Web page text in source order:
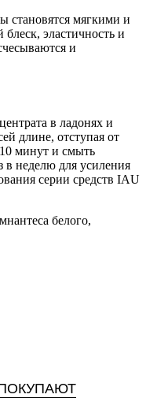
становятся мягкими и
эластичность и
и
в ладонях и
длине, отступая от
минут и смыть
в неделю для усиления
серии средств IAU
белого,